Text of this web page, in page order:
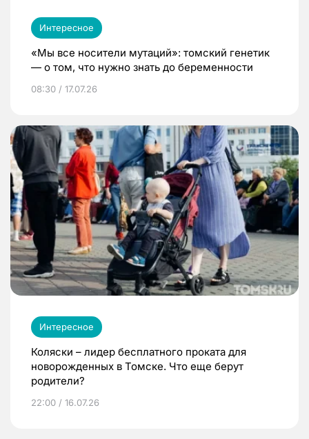
Интересное
«Мы все носители мутаций»: томский генетик
— о том, что нужно знать до беременности
08:30 / 17.07.26
Интересное
Коляски – лидер бесплатного проката для
новорожденных в Томске. Что еще берут
родители?
22:00 / 16.07.26